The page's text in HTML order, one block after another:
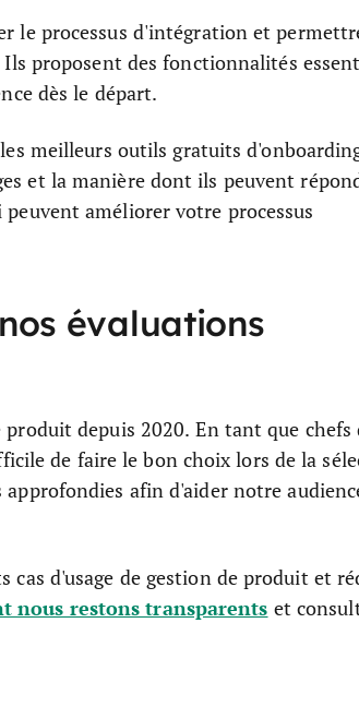
le processus d'intégration et
proposent des fonctionnalités
dès le départ.
meilleurs outils gratuits
et la manière dont ils peuvent
améliorer votre processus
évaluations
depuis 2020. En tant que chefs
de faire le bon choix lors de la
afin d'aider notre
d'usage de gestion de produit et
nous restons transparents et